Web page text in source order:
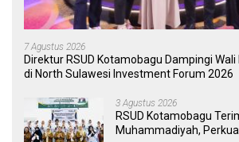
7 Agustus 2026
Direktur RSUD Kotamobagu Dampingi Wali
di North Sulawesi Investment Forum 2026
3 Agustus 2026
RSUD Kotamobagu
Muhammadiyah,